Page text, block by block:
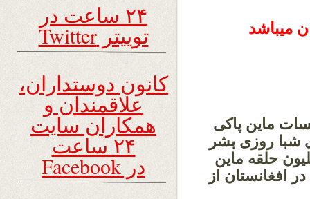
میباشد
ماین پاکی
شبا روزی بشر
خویش توانسته است بیش از 3 ملیون حلقه ماین
افغانستان از
۲۴ ساعت در
توییتر Twitter
کانون دوستداران،
علاقمندان و
همکاران سایت
۲۴ ساعت
در Facebook